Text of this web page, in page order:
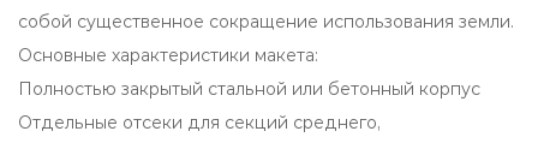
собой существенное сокращение использования земли.
Основные характеристики макета:
Полностью закрытый стальной или бетонный корпус
Отдельные отсеки для секций среднего,